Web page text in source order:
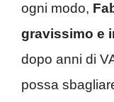
ogni modo,
gravissimo e
dopo anni di
possa